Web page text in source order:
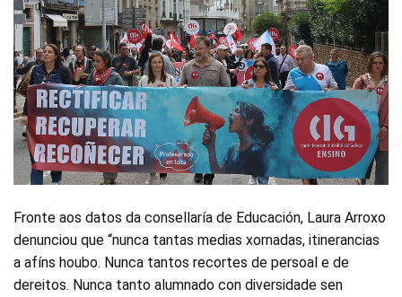
Fronte aos datos da consellaría de Educación, Laura Arroxo
denunciou que “nunca tantas medias xornadas, itinerancias
a afíns houbo. Nunca tantos recortes de persoal e de
dereitos. Nunca tanto alumnado con diversidade sen